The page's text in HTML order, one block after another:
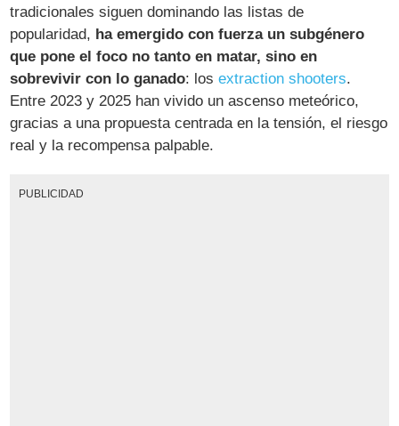
tradicionales siguen dominando las listas de
popularidad, ha emergido con fuerza un subgénero
que pone el foco no tanto en matar, sino en
sobrevivir con lo ganado: losextraction shooters.
Entre 2023 y 2025 han vivido un ascenso meteórico,
gracias a una propuesta centrada en la tensión, el riesgo
real y la recompensa palpable.
PUBLICIDAD